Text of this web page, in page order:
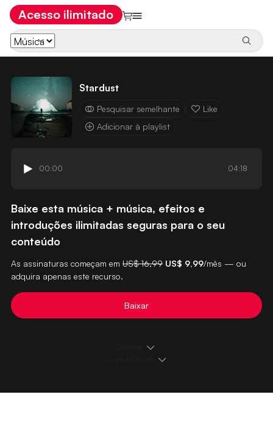
Acesso ilimitado
Stardust
Pesquisar semelhante
Like
Adicionar à playlist
00:00 04:18
Baixe esta música + música, efeitos e
introduções ilimitadas seguras para o seu
conteúdo
As assinaturas começam em US$ 16,99 US$ 9,99/mês — ou
adquira apenas este recurso.
Baixar